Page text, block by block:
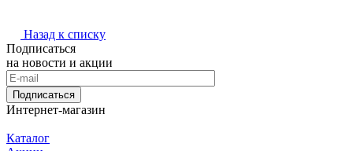
Назад к списку
Подписаться
на новости и акции
Подписаться
Интернет-магазин
Каталог